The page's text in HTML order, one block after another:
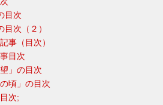
目次
次（２）
事（目次）
目次
」の目次
頃」の目次
次;